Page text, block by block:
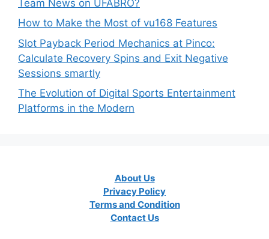
Team News on UFABRO?
How to Make the Most of vu168 Features
Slot Payback Period Mechanics at Pinco:
Calculate Recovery Spins and Exit Negative
Sessions smartly
The Evolution of Digital Sports Entertainment
Platforms in the Modern
About Us
Privacy Policy
Terms and Condition
Contact Us